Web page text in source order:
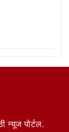
न्यूज पोर्टल.